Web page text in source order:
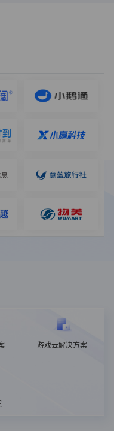
游戏云解决方案